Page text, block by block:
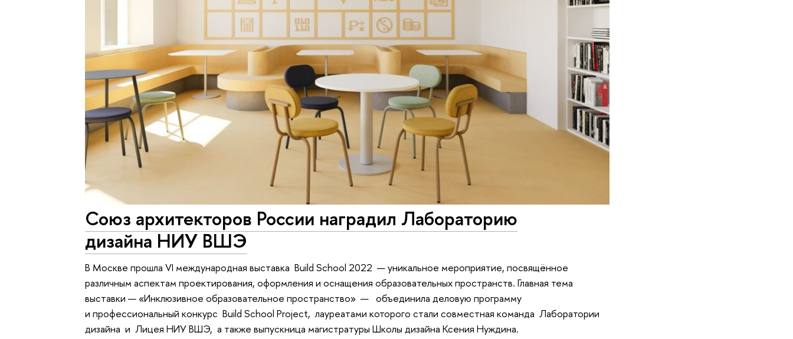
Союз архитекторов России наградил Лабораторию
дизайна НИУ ВШЭ
В Москве прошла VI международная выставка Build School 2022 — уникальное мероприятие, посвящённое
различным аспектам проектирования, оформления и оснащения образовательных пространств. Главная тема
выставки — «Инклюзивное образовательное пространство» — объединила деловую программу
и профессиональный конкурс Build School Project, лауреатами которого стали совместная команда Лаборатории
дизайна и Лицея НИУ ВШЭ, а также выпускница магистратуры Школы дизайна Ксения Нуждина.